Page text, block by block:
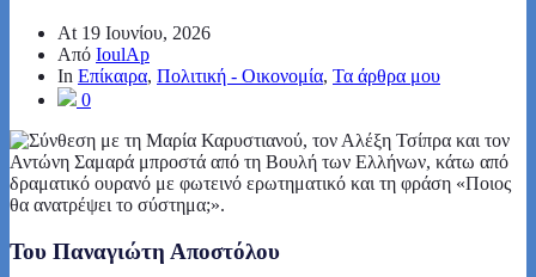
At 19 Ιουνίου, 2026
Από IoulAp
In Επίκαιρα, Πολιτική - Οικονομία, Τα άρθρα μου
0
Του Παναγιώτη Αποστόλου